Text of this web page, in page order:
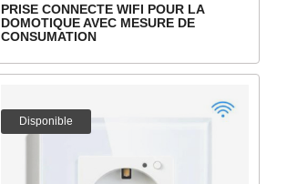
PRISE CONNECTE WIFI POUR LA
DOMOTIQUE AVEC MESURE DE
CONSUMATION
Disponible